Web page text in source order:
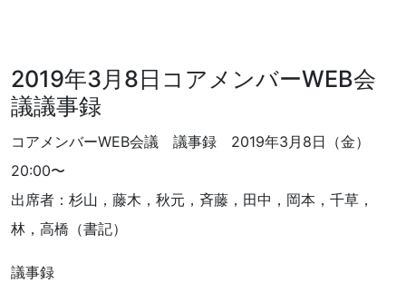
2019年3月8日コアメンバーWEB会
議議事録
コアメンバーWEB会議 議事録 2019年3月8日（金）
20:00〜
出席者：杉山，藤木，秋元，斉藤，田中，岡本，千草，
林，高橋（書記）
議事録